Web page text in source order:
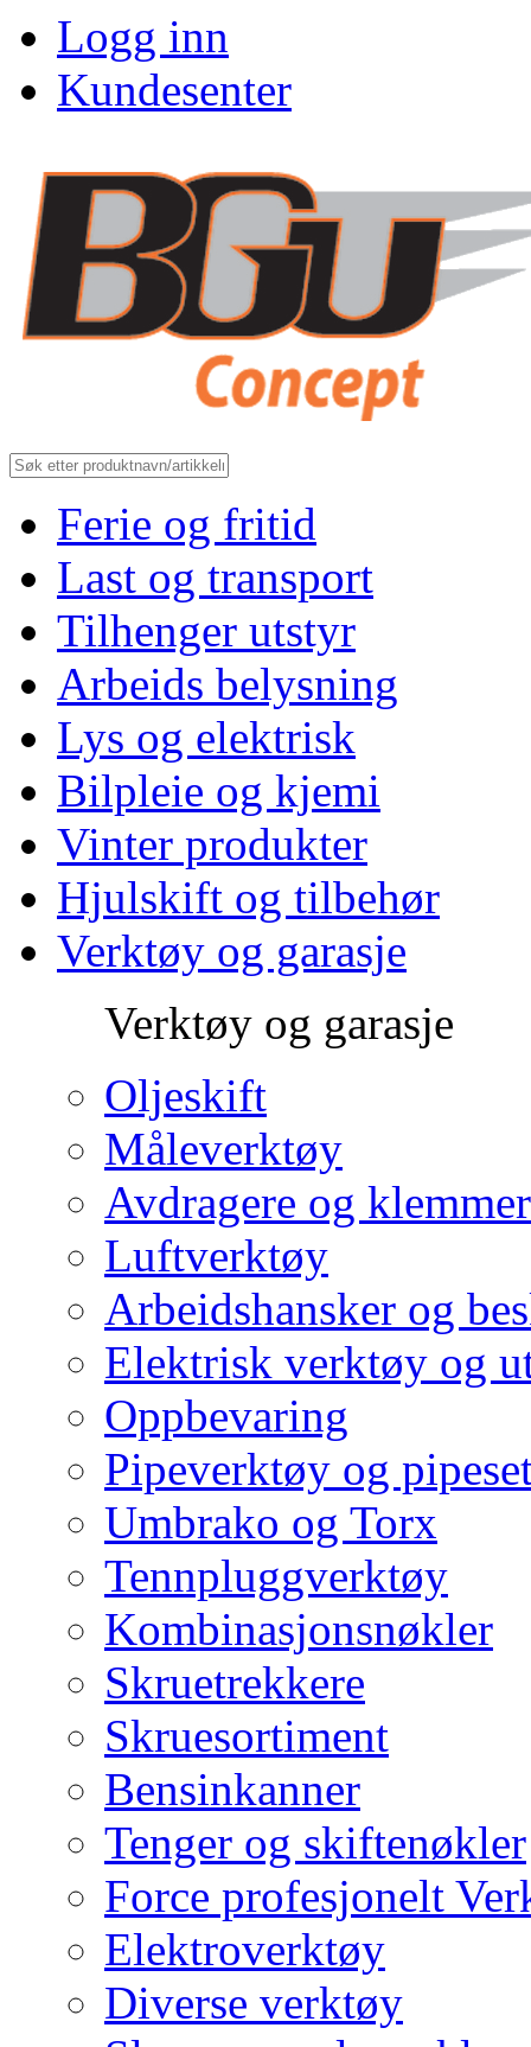
Logg inn
Kundesenter
Ferie og fritid
Last og transport
Tilhenger utstyr
Arbeids belysning
Lys og elektrisk
Bilpleie og kjemi
Vinter produkter
Hjulskift og tilbehør
Verktøy og garasje
Verktøy og garasje
Oljeskift
Måleverktøy
Avdragere og klemmer
Luftverktøy
Arbeidshansker og
Elektrisk verktøy og
Oppbevaring
Pipeverktøy og
Umbrako og Torx
Tennpluggverktøy
Kombinasjonsnøkler
Skruetrekkere
Skruesortiment
Bensinkanner
Tenger og skiftenøkler
Force profesjonelt
Elektroverktøy
Diverse verktøy